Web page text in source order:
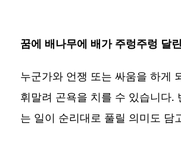
꿈에 배나무에 배가 주렁주렁 달
누군가와 언쟁 또는 싸움을 하게
휘말려 곤욕을 치를 수 있습니다.
는 일이 순리대로 풀릴 의미도 담